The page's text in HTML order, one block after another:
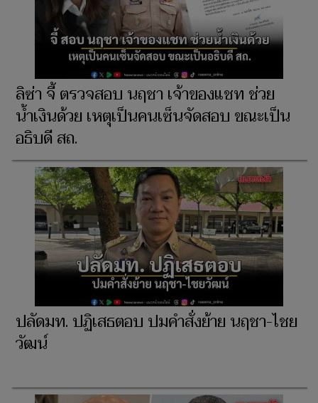
ลิซ่า จี้ ตรวจสอบ นฤชา เจ้าของแชท ช่วย
น้ำเงินด้วย เหตุเป็นคนเซ็นจัดสอบ ขณะเป็น
อธิบดี สถ.
ปลัดมท. ปฏิเสธตอบ ปมคำสั่งย้าย นฤชา-ไชย
วัฒน์